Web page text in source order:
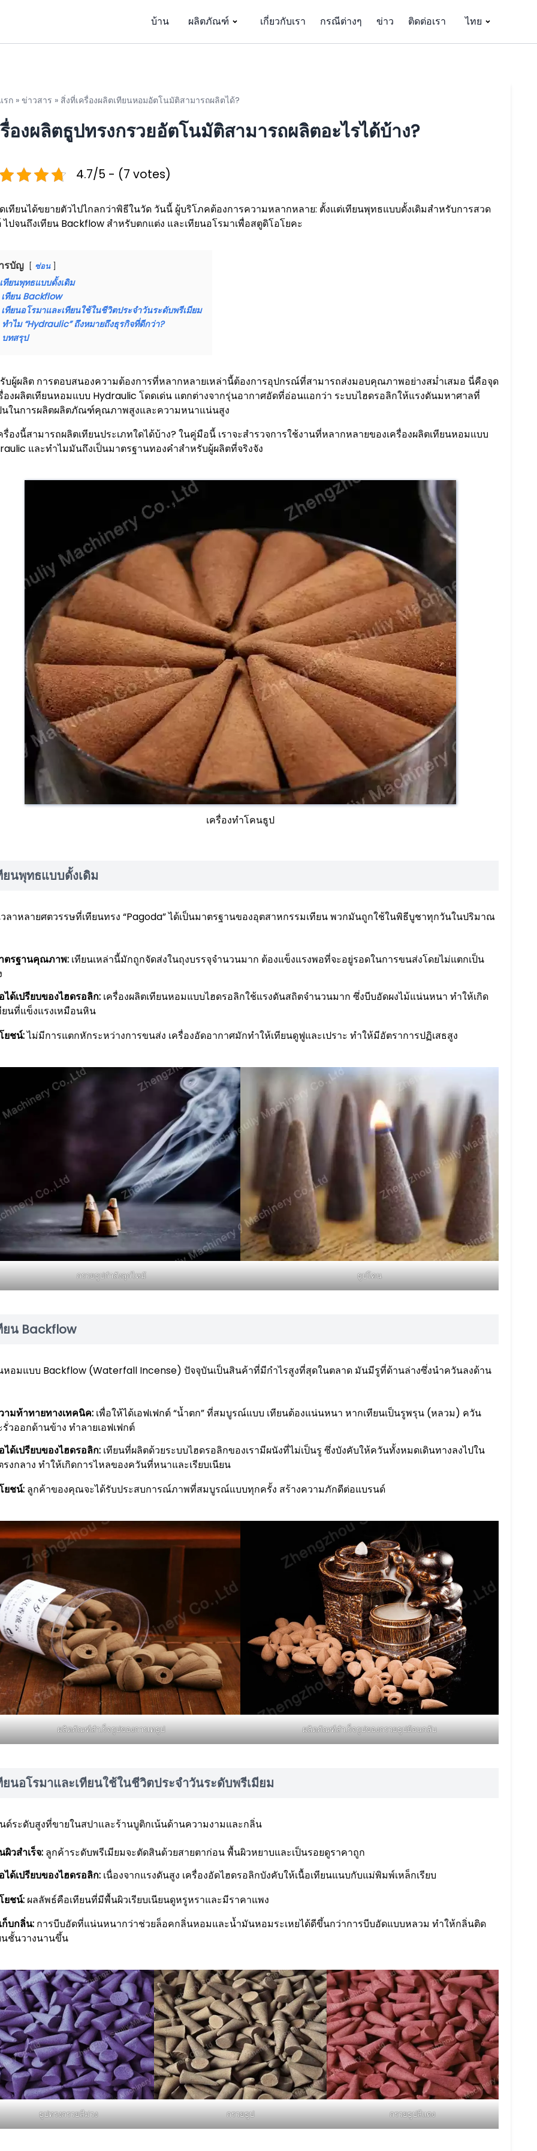
บ้าน ผลิตภัณฑ์ เกี่ยวกับเรา กรณีต่างๆ ข่าว ติดต่อเรา ไทย
รก » ข่าวสาร » สิ่งที่เครื่องผลิตเทียนหอมอัตโนมัติสามารถผลิตได้?
องผลิตธูปทรงกรวยอัตโนมัติสามารถผลิตอะไรได้บ้าง?
4.7/5 - (7 votes)
เทียนได้ขยายตัวไปไกลกว่าพิธีในวัด วันนี้ ผู้บริโภคต้องการความหลากหลาย: ตั้งแต่เทียนพุทธแบบดั้งเดิมสำหรับการสวด
ปจนถึงเทียน Backflow สำหรับตกแต่ง และเทียนอโรมาเพื่อสตูดิโอโยคะ
รบัญ ซ่อน
เทียนพุทธแบบดั้งเดิม
เทียน Backflow
เทียนอโรมาและเทียนใช้ในชีวิตประจำวันระดับพรีเมียม
ทำไม “Hydraulic” ถึงหมายถึงธุรกิจที่ดีกว่า?
บทสรุป
บผู้ผลิต การตอบสนองความต้องการที่หลากหลายเหล่านี้ต้องการอุปกรณ์ที่สามารถส่งมอบคุณภาพอย่างสม่ำเสมอ นี่คือจุด
องผลิตเทียนหอมแบบ Hydraulic โดดเด่น แตกต่างจากรุ่นอากาศอัดที่อ่อนแอกว่า ระบบไฮดรอลิกให้แรงดันมหาศาลที่
นในการผลิตผลิตภัณฑ์คุณภาพสูงและความหนาแน่นสูง
รื่องนี้สามารถผลิตเทียนประเภทใดได้บ้าง? ในคู่มือนี้ เราจะสำรวจการใช้งานที่หลากหลายของเครื่องผลิตเทียนหอมแบบ
และทำไมมันถึงเป็นมาตรฐานทองคำสำหรับผู้ผลิตที่จริงจัง
เครื่องทำโคนธูป
ยนพุทธแบบดั้งเดิม
วลาหลายศตวรรษที่เทียนทรง “Pagoda” ได้เป็นมาตรฐานของอุตสาหกรรมเทียน พวกมันถูกใช้ในพิธีบูชาทุกวันในปริมาณ
ตรฐานคุณภาพ: เทียนเหล่านี้มักถูกจัดส่งในถุงบรรจุจำนวนมาก ต้องแข็งแรงพอที่จะอยู่รอดในการขนส่งโดยไม่แตกเป็น
ได้เปรียบของไฮดรอลิก: เครื่องผลิตเทียนหอมแบบไฮดรอลิกใช้แรงดันสถิตจำนวนมาก ซึ่งบีบอัดผงไม้แน่นหนา ทำให้เกิด
ยนที่แข็งแรงเหมือนหิน
ยชน์:ไม่มีการแตกหักระหว่างการขนส่ง เครื่องอัดอากาศมักทำให้เทียนดูฟูและเปราะ ทำให้มีอัตราการปฏิเสธสูง
กรวยธูปกำลังลุกไหม้ ธูปโคน
ยน Backflow
หอมแบบ Backflow (Waterfall Incense) ปัจจุบันเป็นสินค้าที่มีกำไรสูงที่สุดในตลาด มันมีรูที่ด้านล่างซึ่งนำควันลงด้าน
ามท้าทายทางเทคนิค: เพื่อให้ได้เอฟเฟกต์ “น้ำตก” ที่สมบูรณ์แบบ เทียนต้องแน่นหนา หากเทียนเป็นรูพรุน (หลวม) ควัน
รั่วออกด้านข้าง ทำลายเอฟเฟกต์
ได้เปรียบของไฮดรอลิก: เทียนที่ผลิตด้วยระบบไฮดรอลิกของเรามีผนังที่ไม่เป็นรู ซึ่งบังคับให้ควันทั้งหมดเดินทางลงไปใน
รงกลาง ทำให้เกิดการไหลของควันที่หนาและเรียบเนียน
ยชน์: ลูกค้าของคุณจะได้รับประสบการณ์ภาพที่สมบูรณ์แบบทุกครั้ง สร้างความภักดีต่อแบรนด์
ผลิตภัณฑ์สำเร็จรูปของการเทธูป ผลิตภัณฑ์สำเร็จรูปของกรวยธูปย้อนกลับ
ยนอโรมาและเทียนใช้ในชีวิตประจำวันระดับพรีเมียม
ด์ระดับสูงที่ขายในสปาและร้านบูติกเน้นด้านความงามและกลิ่น
ผิวสำเร็จ: ลูกค้าระดับพรีเมียมจะตัดสินด้วยสายตาก่อน พื้นผิวหยาบและเป็นรอยดูราคาถูก
ได้เปรียบของไฮดรอลิก: เนื่องจากแรงดันสูง เครื่องอัดไฮดรอลิกบังคับให้เนื้อเทียนแนบกับแม่พิมพ์เหล็กเรียบ
ยชน์: ผลลัพธ์คือเทียนที่มีพื้นผิวเรียบเนียนดูหรูหราและมีราคาแพง
ก็บกลิ่น: การบีบอัดที่แน่นหนากว่าช่วยล็อคกลิ่นหอมและน้ำมันหอมระเหยได้ดีขึ้นกว่าการบีบอัดแบบหลวม ทำให้กลิ่นติด
ชั้นวางนานขึ้น
ธูปทรงกรวยสีม่วง กรวยธูป กรวยธูปสีแดง